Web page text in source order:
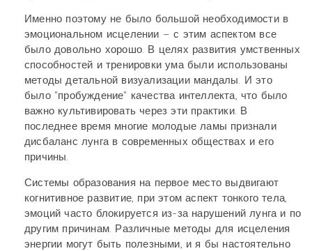
Именно поэтому не было большой необходимости в
эмоциональном исцелении – с этим аспектом все
было довольно хорошо. В целях развития умственных
способностей и тренировки ума были использованы
методы детальной визуализации мандалы. И это
было "пробуждение" качества интеллекта, что было
важно культивировать через эти практики. В
последнее время многие молодые ламы признали
дисбаланс лунга в современных обществах и его
причины.
Системы образования на первое место выдвигают
когнитивное развитие, при этом аспект тонкого тела,
эмоций часто блокируется из-за нарушений лунга и по
другим причинам. Различные методы для исцеления
энергии могут быть полезными, и я бы настоятельно